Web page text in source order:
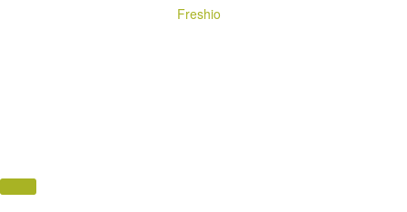
Freshio